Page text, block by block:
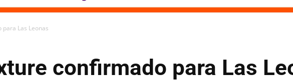
Las Leonas
confirmado para Las